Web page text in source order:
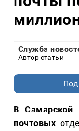
Служба
Автор статьи
В Самарской
почтовых